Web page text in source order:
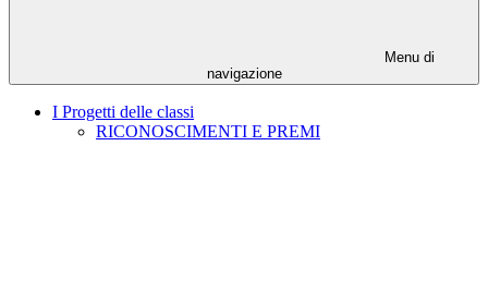
Menu di
navigazione
I Progetti delle classi
RICONOSCIMENTI E PREMI